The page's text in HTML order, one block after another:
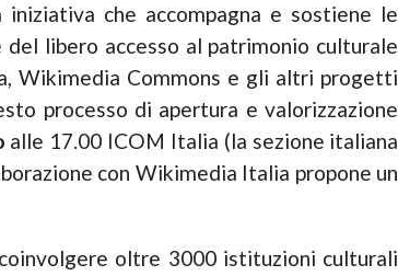
iniziativa che accompagna e sostiene le
libero accesso al patrimonio culturale
Wikimedia Commons e gli altri progetti
processo di apertura e valorizzazione
alle 17.00 ICOM Italia (la sezione italiana
con Wikimedia Italia propone un
oltre 3000 istituzioni culturali